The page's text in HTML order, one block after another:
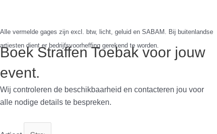
Boek Straffen Toebak voor jouw
event.
Wij controleren de beschikbaarheid en contacteren jou voor
alle nodige details te bespreken.